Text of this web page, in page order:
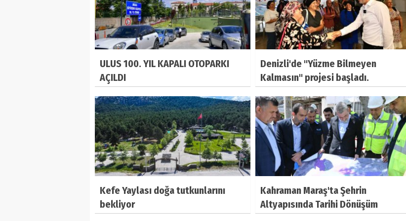
ULUS 100. YIL KAPALI OTOPARKI
AÇILDI
Denizli'de "Yüzme Bilmeyen
Kalmasın" projesi başladı.
Kefe Yaylası doğa tutkunlarını
bekliyor
Kahraman Maraş'ta Şehrin
Altyapısında Tarihi Dönüşüm